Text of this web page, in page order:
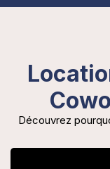
Découvrez